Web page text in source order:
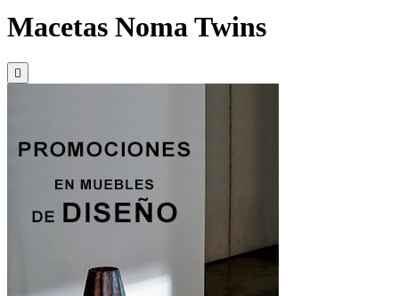
Macetas Noma Twins
